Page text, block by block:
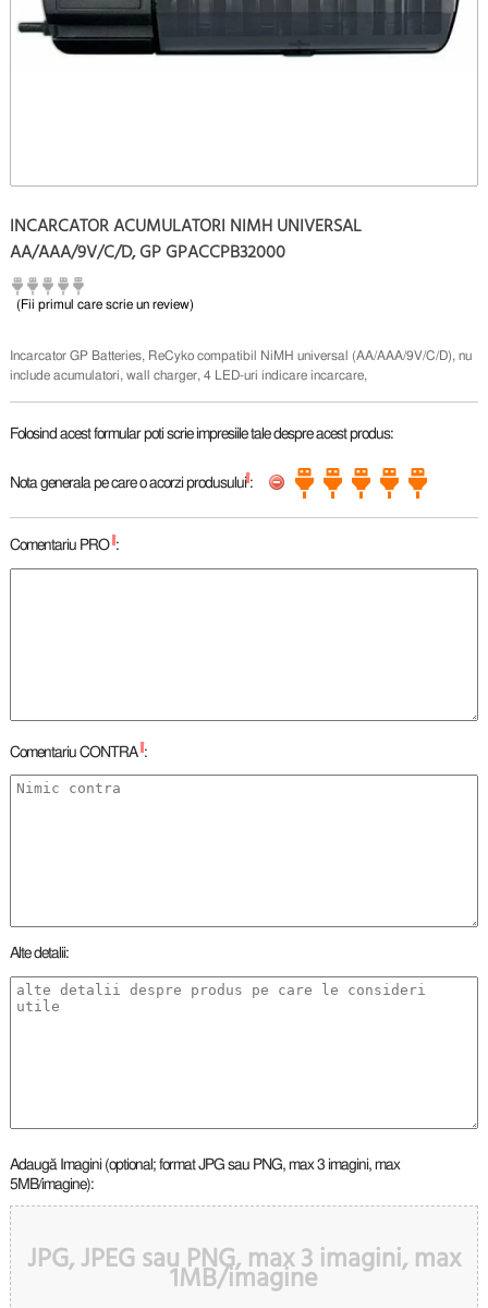
INCARCATOR ACUMULATORI NIMH UNIVERSAL
AA/AAA/9V/C/D, GP GPACCPB32000
(Fii primul care scrie un review)
Incarcator GP Batteries, ReCyko compatibil NiMH universal (AA/AAA/9V/C/D), nu
include acumulatori, wall charger, 4 LED-uri indicare incarcare,
Folosind acest formular poti scrie impresiile tale despre acest produs:
Nota generala pe care o acorzi produsului* :
Comentariu PRO :
Comentariu CONTRA :
Alte detalii:
Adaugă Imagini (optional; format JPG sau PNG, max 3 imagini, max
5MB/imagine):
JPG, JPEG sau PNG, max 3 imagini, max
1MB/imagine